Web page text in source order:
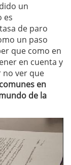
un
es
de paro
un paso
que como en
en cuenta y
no ver que
en
de la